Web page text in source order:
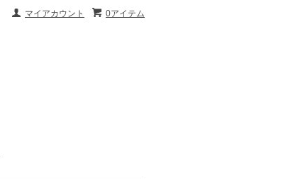
0アイテム
マイアカウント